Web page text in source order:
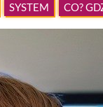
SYSTEM CO?